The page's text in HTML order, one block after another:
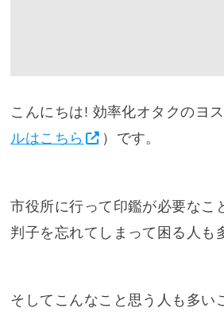
こんにちは! 効率化オタクのヨ
ルはこちら
）です。
市役所に行って印鑑が必要なこ
判子を忘れてしまって困る人も
そしてこんなこと思う人も多い